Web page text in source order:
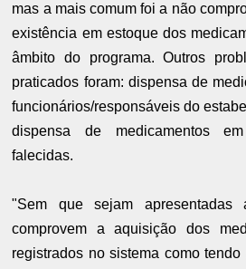
mas a mais comum foi a não
existência em estoque dos
âmbito do programa. Outros
praticados foram: dispensa de
funcionários/responsáveis do
dispensa de medicamentos
falecidas.
"Sem que sejam
comprovem a aquisição dos
registrados no sistema como